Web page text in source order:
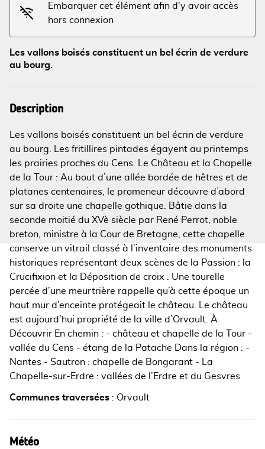
Voir l'image en plein écran
Embarquer cet élément afin d'y avoir accès
hors connexion
Les vallons boisés constituent un bel écrin de verdure
au bourg.
Description
Les vallons boisés constituent un bel écrin de verdure
au bourg. Les fritillires pintades égayent au printemps
les prairies proches du Cens. Le Château et la Chapelle
de la Tour : Au bout d’une allée bordée de hêtres et de
platanes centenaires, le promeneur découvre d’abord
sur sa droite une chapelle gothique. Bâtie dans la
seconde moitié du XVè siècle par René Perrot, noble
breton, ministre à la Cour de Bretagne, cette chapelle
conserve un vitrail classé à l’inventaire des monuments
historiques représentant deux scènes de la Passion : la
Crucifixion et la Déposition de croix . Une tourelle
percée d’une meurtrière rappelle qu’à cette époque un
haut mur d’enceinte protégeait le château. Le château
est aujourd’hui propriété de la ville d’Orvault. À
Découvrir En chemin : - château et chapelle de la Tour -
vallée du Cens - étang de la Patache Dans la région : -
Nantes - Sautron : chapelle de Bongarant - La
Chapelle-sur-Erdre : vallées de l’Erdre et du Gesvres
Communes traversées : Orvault
Météo